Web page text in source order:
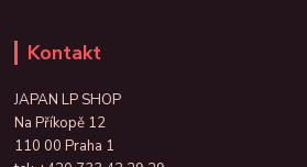
Kontakt
JAPAN LP SHOP
Na Příkopě 12
110 00 Praha 1